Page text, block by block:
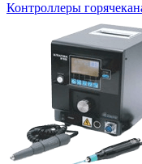
Контроллеры